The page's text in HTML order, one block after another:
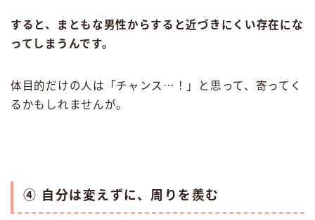
すると、まともな男性からすると近づきにくい存在にな
ってしまうんです。
体目的だけの人は「チャンス⋯！」と思って、寄ってく
るかもしれませんが。
④ 自分は変えずに、周りを羨む